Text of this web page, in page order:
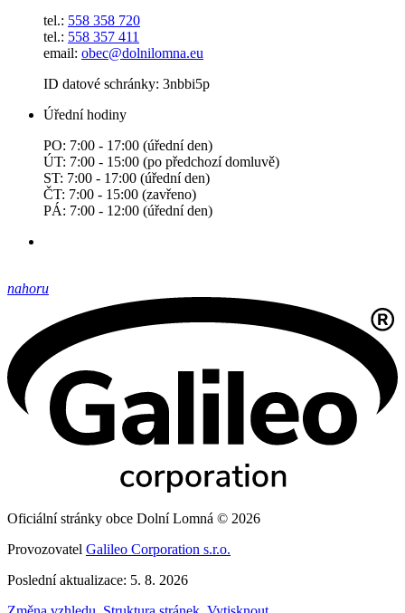
tel.: 558 358 720
tel.: 558 357 411
email: obec@dolnilomna.eu
ID datové schránky: 3nbbi5p
Úřední hodiny
PO: 7:00 - 17:00 (úřední den)
ÚT: 7:00 - 15:00 (po předchozí domluvě)
ST: 7:00 - 17:00 (úřední den)
ČT: 7:00 - 15:00 (zavřeno)
PÁ: 7:00 - 12:00 (úřední den)
nahoru
Oficiální stránky obce Dolní Lomná © 2026
Provozovatel Galileo Corporation s.r.o.
Poslední aktualizace: 5. 8. 2026